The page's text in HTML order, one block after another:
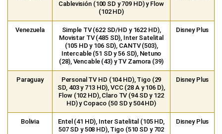
Personal TV HD (104 HD), Tigo (29
SD, 403 y 713 HD), VCC (28 A y 106 D),
Flow (102 HD), Claro TV (94 SD y 122
HD) y Copaco (50 SD y 504 HD)
Entel (41 HD), Inter Satelital (105 HD,
507 SD y 508 HD), Tigo (510 SD y 702
HD) y AXS+ (103 HD)
Sky (551), Dish (338 SD y 838 HD),
Star TV (502), Megacable (304 SD y
1304 HD), Izzi (508 SD y 895 HD),
Wizz (609, 54 y 20), Totalplay (558
HD) y Xview+ (304 HD)